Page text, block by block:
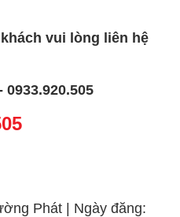
vui lòng liên hệ
0933.920.505
Phát | Ngày đăng: